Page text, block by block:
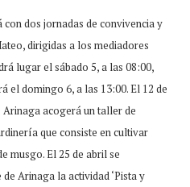
dos jornadas de convivencia y
dirigidas a los mediadores
lugar el sábado 5, a las 08:00,
el domingo 6, a las 13:00. El 12 de
acogerá un taller de
que consiste en cultivar
musgo. El 25 de abril se
Arinaga la actividad ‘Pista y